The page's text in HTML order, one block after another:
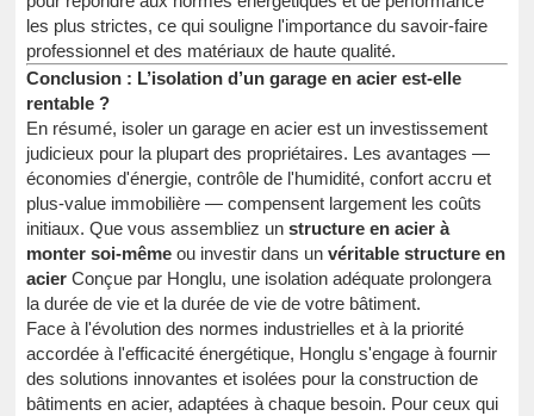
les plus strictes, ce qui souligne l'importance du savoir-faire
professionnel et des matériaux de haute qualité.
Conclusion : L’isolation d’un garage en acier est-elle
rentable ?
En résumé, isoler un garage en acier est un investissement
judicieux pour la plupart des propriétaires. Les avantages —
économies d'énergie, contrôle de l'humidité, confort accru et
plus-value immobilière — compensent largement les coûts
initiaux. Que vous assembliez unstructure en acier à
monter soi-même ou investir dans unvéritable structure en
acier Conçue par Honglu, une isolation adéquate prolongera
la durée de vie et la durée de vie de votre bâtiment.
Face à l'évolution des normes industrielles et à la priorité
accordée à l'efficacité énergétique, Honglu s'engage à fournir
des solutions innovantes et isolées pour la construction de
bâtiments en acier, adaptées à chaque besoin. Pour ceux qui